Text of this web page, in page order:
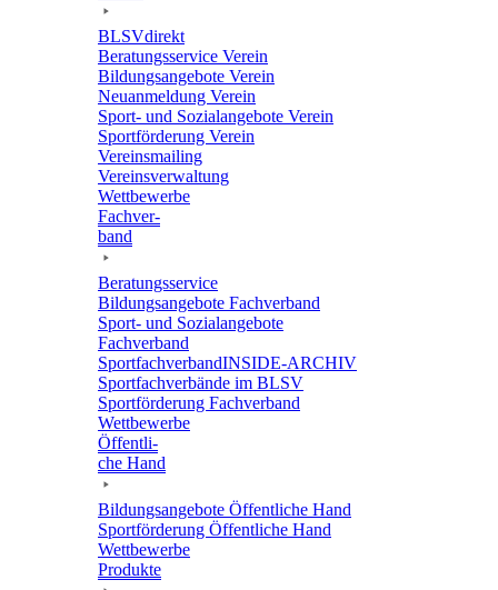
BLSVdi­rekt
Bera­tungs­ser­vice Verein
Bildungs­an­ge­bote Verein
Neuan­mel­dung Verein
Sport- und Sozi­al­an­ge­bote Verein
Sport­för­de­rung Verein
Vereins­mai­ling
Vereins­ver­wal­tung
Wett­be­werbe
Fach­ver­
band
Bera­tungs­ser­vice
Bildungs­an­ge­bote Fachverband
Sport- und Sozi­al­an­ge­bote
Fachverband
Sport­fach­ver­ban­d­IN­SIDE-ARCHIV
Sport­fach­ver­bände im BLSV
Sport­för­de­rung Fachverband
Wett­be­werbe
Öffent­li­
che Hand
Bildungs­an­ge­bote Öffent­li­che Hand
Sport­för­de­rung Öffent­li­che Hand
Wett­be­werbe
Produkte